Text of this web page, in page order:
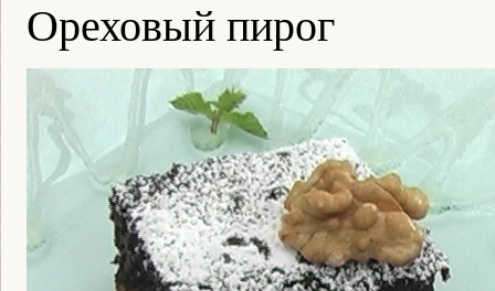
Ореховый пирог